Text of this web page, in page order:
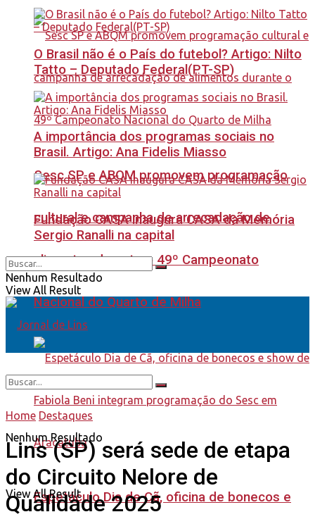
Sesc SP e ABQM promovem programação
cultural e campanha de arrecadação de
alimentos durante o 49º Campeonato
Nacional do Quarto de Milha
Espetáculo Dia de Cã, oficina de bonecos e
O Brasil não é o País do futebol? Artigo: Nilto
Tatto – Deputado Federal(PT-SP)
A importância dos programas sociais no
Brasil. Artigo: Ana Fidelis Miasso
Fundação CASA inaugura CASA da Memória
Sergio Ranalli na capital
Nenhum Resultado
View All Result
Nenhum Resultado
View All Result
Home Destaques
Lins (SP) será sede de etapa
do Circuito Nelore de
Qualidade 2025